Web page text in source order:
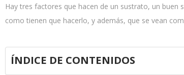
Hay tres factores que hacen de un sustrato, un buen
como tienen que hacerlo, y además, que se vean
ÍNDICE DE CONTENIDOS